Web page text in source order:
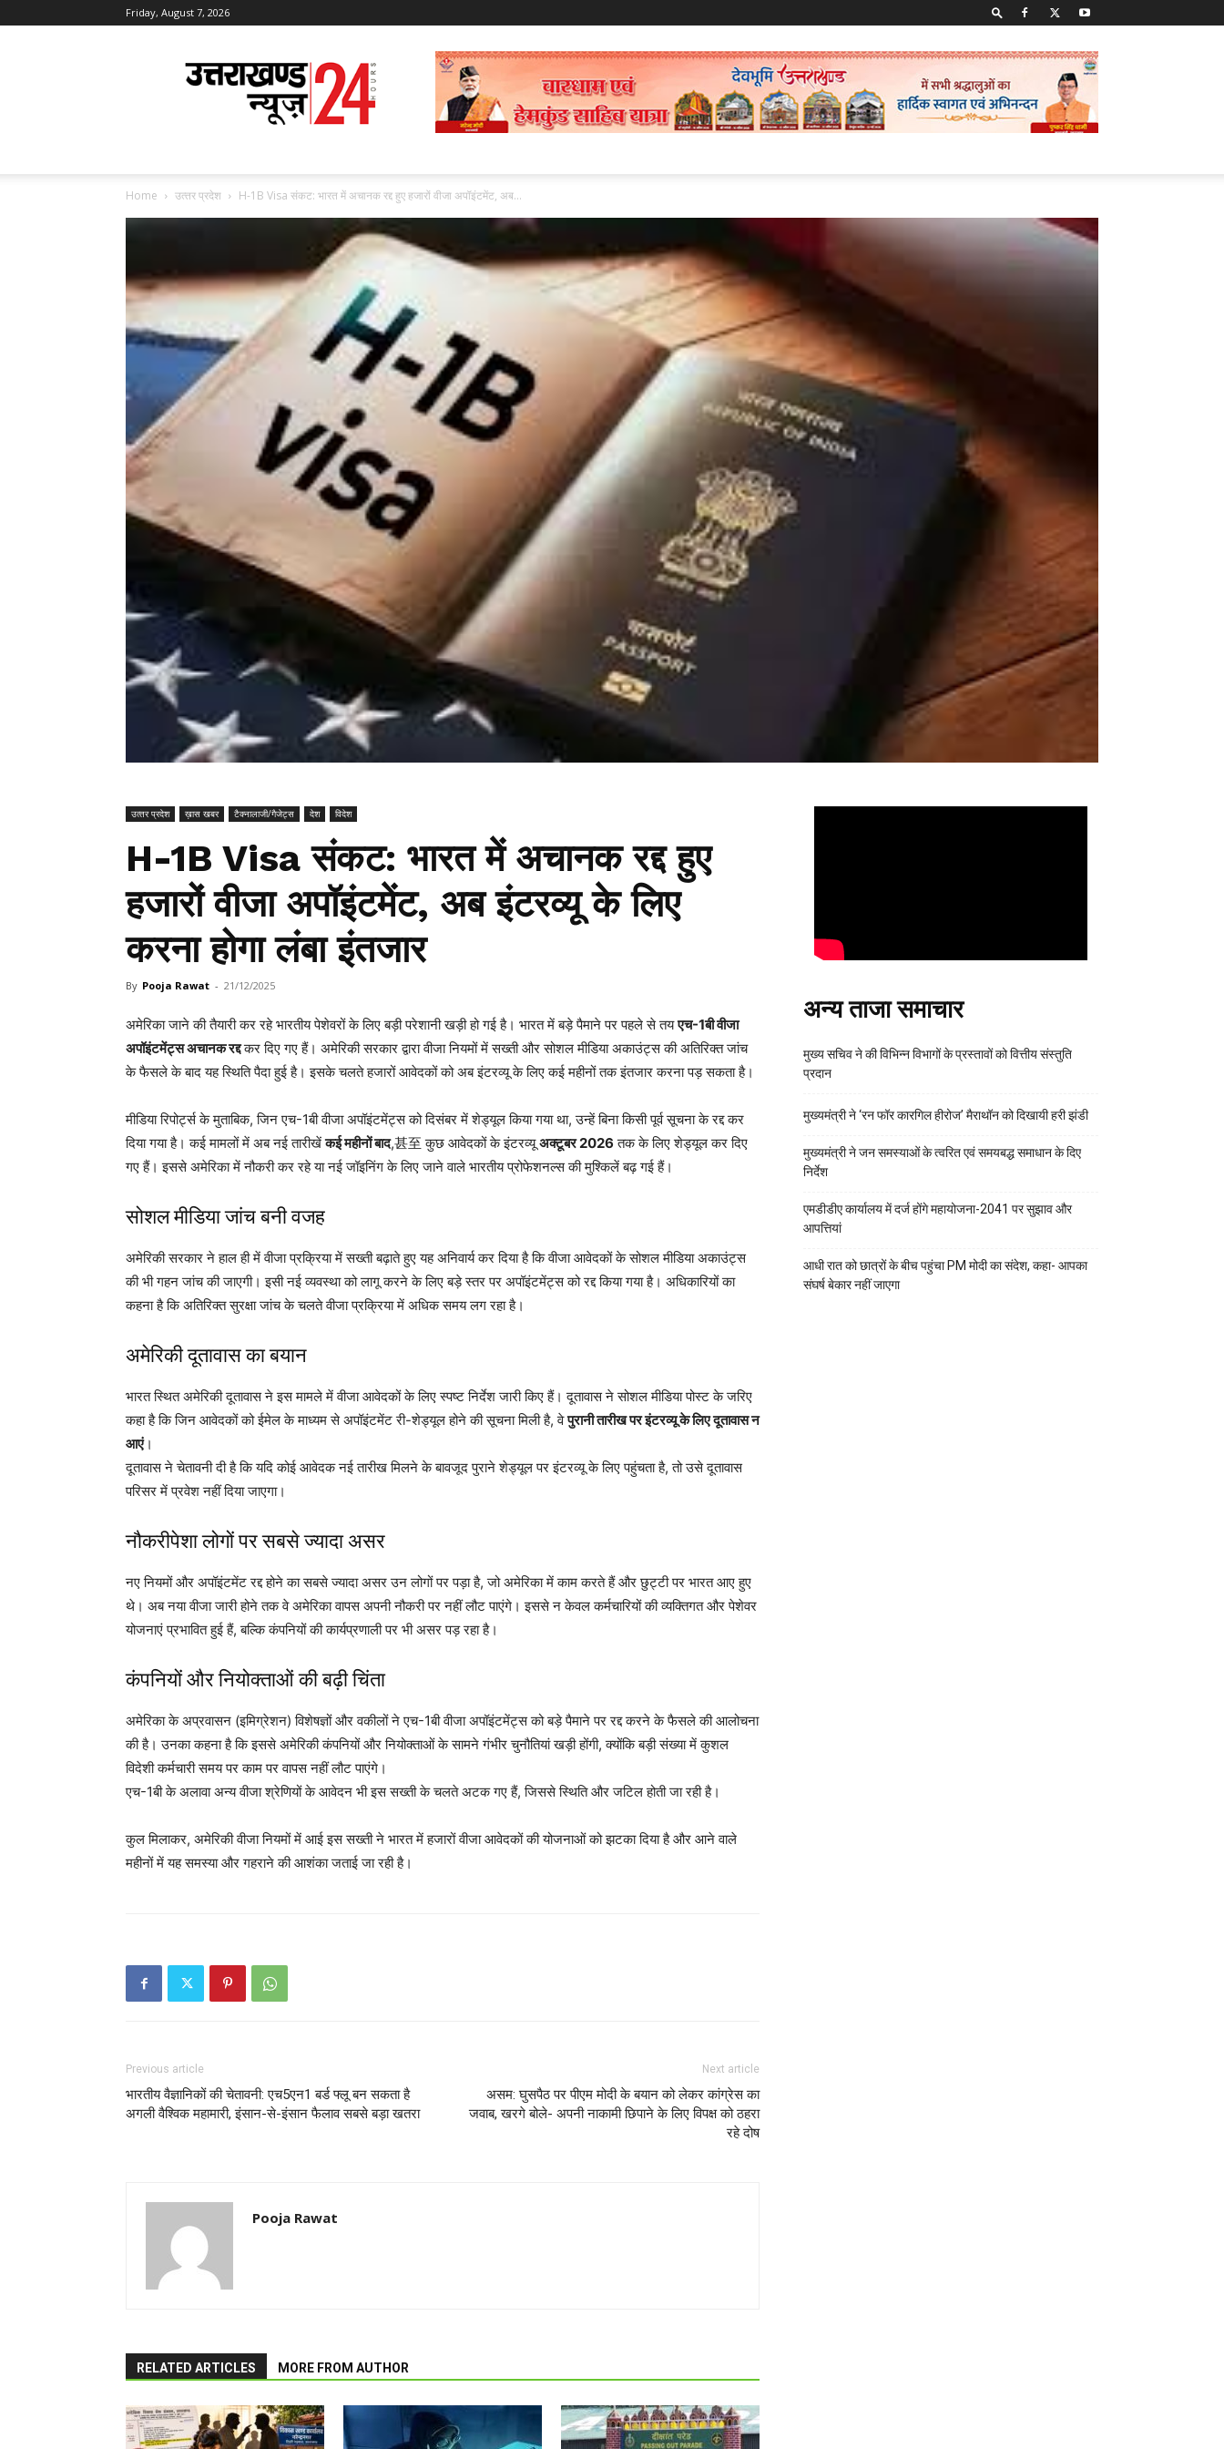
Friday, August 7, 2026
Uttarakhand
News
24
Home उत्‍तर प्रदेश H-1B Visa संकट: भारत में अचानक रद्द हुए हजारों वीजा अपॉइंटमेंट, अब...
उत्‍तर प्रदेश ख़ास खबर टैक्नालाजी/गैजेट्स देश विदेश
H-1B Visa संकट: भारत में अचानक रद्द हुए
हजारों वीजा अपॉइंटमेंट, अब इंटरव्यू के लिए
करना होगा लंबा इंतजार
By Pooja Rawat - 21/12/2025
अमेरिका जाने की तैयारी कर रहे भारतीय पेशेवरों के लिए बड़ी परेशानी खड़ी हो गई है। भारत में बड़े पैमाने पर पहले से तयएच-1बी वीजा
अपॉइंटमेंट्स अचानक रद्दकर दिए गए हैं। अमेरिकी सरकार द्वारा वीजा नियमों में सख्ती और सोशल मीडिया अकाउंट्स की अतिरिक्त जांच
के फैसले के बाद यह स्थिति पैदा हुई है। इसके चलते हजारों आवेदकों को अब इंटरव्यू के लिए कई महीनों तक इंतजार करना पड़ सकता है।
मीडिया रिपोर्ट्स के मुताबिक, जिन एच-1बी वीजा अपॉइंटमेंट्स को दिसंबर में शेड्यूल किया गया था, उन्हें बिना किसी पूर्व सूचना के रद्द कर
दिया गया है। कई मामलों में अब नई तारीखेंकई महीनों बाद,甚至 कुछ आवेदकों के इंटरव्यूअक्टूबर 2026 तक के लिए शेड्यूल कर दिए
गए हैं। इससे अमेरिका में नौकरी कर रहे या नई जॉइनिंग के लिए जाने वाले भारतीय प्रोफेशनल्स की मुश्किलें बढ़ गई हैं।
सोशल मीडिया जांच बनी वजह
अमेरिकी सरकार ने हाल ही में वीजा प्रक्रिया में सख्ती बढ़ाते हुए यह अनिवार्य कर दिया है कि वीजा आवेदकों के सोशल मीडिया अकाउंट्स
की भी गहन जांच की जाएगी। इसी नई व्यवस्था को लागू करने के लिए बड़े स्तर पर अपॉइंटमेंट्स को रद्द किया गया है। अधिकारियों का
कहना है कि अतिरिक्त सुरक्षा जांच के चलते वीजा प्रक्रिया में अधिक समय लग रहा है।
अमेरिकी दूतावास का बयान
भारत स्थित अमेरिकी दूतावास ने इस मामले में वीजा आवेदकों के लिए स्पष्ट निर्देश जारी किए हैं। दूतावास ने सोशल मीडिया पोस्ट के जरिए
कहा है कि जिन आवेदकों को ईमेल के माध्यम से अपॉइंटमेंट री-शेड्यूल होने की सूचना मिली है, वेपुरानी तारीख पर इंटरव्यू के लिए दूतावास न
आएं।
दूतावास ने चेतावनी दी है कि यदि कोई आवेदक नई तारीख मिलने के बावजूद पुराने शेड्यूल पर इंटरव्यू के लिए पहुंचता है, तो उसे दूतावास
परिसर में प्रवेश नहीं दिया जाएगा।
नौकरीपेशा लोगों पर सबसे ज्यादा असर
नए नियमों और अपॉइंटमेंट रद्द होने का सबसे ज्यादा असर उन लोगों पर पड़ा है, जो अमेरिका में काम करते हैं और छुट्टी पर भारत आए हुए
थे। अब नया वीजा जारी होने तक वे अमेरिका वापस अपनी नौकरी पर नहीं लौट पाएंगे। इससे न केवल कर्मचारियों की व्यक्तिगत और पेशेवर
योजनाएं प्रभावित हुई हैं, बल्कि कंपनियों की कार्यप्रणाली पर भी असर पड़ रहा है।
कंपनियों और नियोक्ताओं की बढ़ी चिंता
अमेरिका के अप्रवासन (इमिग्रेशन) विशेषज्ञों और वकीलों ने एच-1बी वीजा अपॉइंटमेंट्स को बड़े पैमाने पर रद्द करने के फैसले की आलोचना
की है। उनका कहना है कि इससे अमेरिकी कंपनियों और नियोक्ताओं के सामने गंभीर चुनौतियां खड़ी होंगी, क्योंकि बड़ी संख्या में कुशल
विदेशी कर्मचारी समय पर काम पर वापस नहीं लौट पाएंगे।
एच-1बी के अलावा अन्य वीजा श्रेणियों के आवेदन भी इस सख्ती के चलते अटक गए हैं, जिससे स्थिति और जटिल होती जा रही है।
कुल मिलाकर, अमेरिकी वीजा नियमों में आई इस सख्ती ने भारत में हजारों वीजा आवेदकों की योजनाओं को झटका दिया है और आने वाले
महीनों में यह समस्या और गहराने की आशंका जताई जा रही है।
Previous article
भारतीय वैज्ञानिकों की चेतावनी: एच5एन1 बर्ड फ्लू बन सकता है
अगली वैश्विक महामारी, इंसान-से-इंसान फैलाव सबसे बड़ा खतरा
Next article
असम: घुसपैठ पर पीएम मोदी के बयान को लेकर कांग्रेस का
जवाब, खरगे बोले- अपनी नाकामी छिपाने के लिए विपक्ष को ठहरा
रहे दोष
Pooja Rawat
RELATED ARTICLES MORE FROM AUTHOR
अन्य ताजा समाचार
मुख्य सचिव ने की विभिन्न विभागों के प्रस्तावों को वित्तीय संस्तुति
प्रदान
मुख्यमंत्री ने ‘रन फॉर कारगिल हीरोज’ मैराथॉन को दिखायी हरी झंडी
मुख्यमंत्री ने जन समस्याओं के त्वरित एवं समयबद्ध समाधान के दिए
निर्देश
एमडीडीए कार्यालय में दर्ज होंगे महायोजना-2041 पर सुझाव और
आपत्तियां
आधी रात को छात्रों के बीच पहुंचा PM मोदी का संदेश, कहा- आपका
संघर्ष बेकार नहीं जाएगा